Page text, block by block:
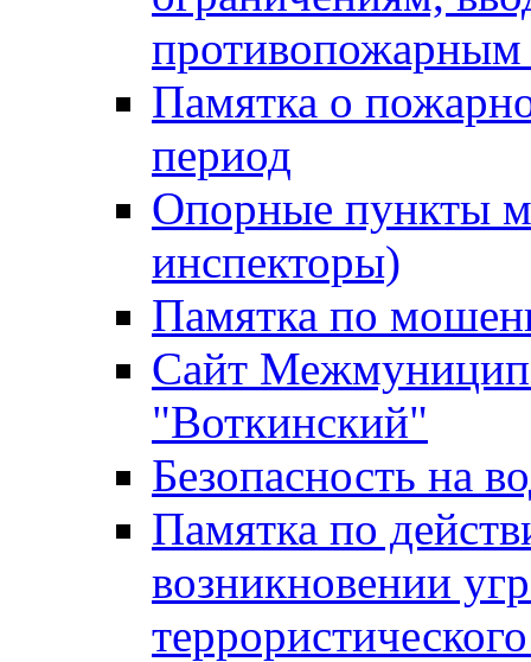
Памятка о
период
Опорные пункты
инспекторы)
Памятка по
Сайт
"Воткинский"
Безопасность на
Памятка по
возникновении